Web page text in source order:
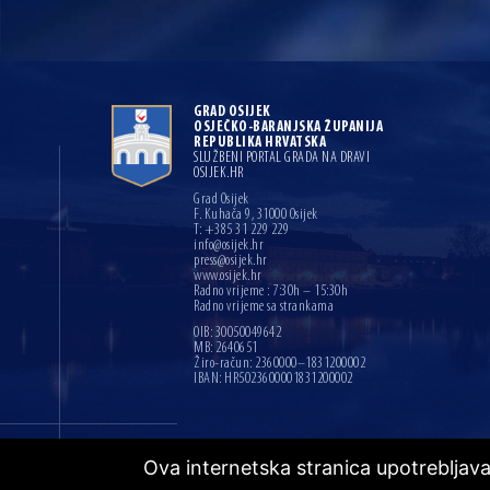
GRAD OSIJEK
OSJEČKO-BARANJSKA ŽUPANIJA
REPUBLIKA HRVATSKA
SLUŽBENI PORTAL GRADA NA DRAVI
OSIJEK.HR
Grad Osijek
F. Kuhača 9, 31000 Osijek
T: +385 31 229 229
info@osijek.hr
press@osijek.hr
www.osijek.hr
Radno vrijeme : 7:30h – 15:30h
Radno vrijeme sa strankama
OIB: 30050049642
MB: 2640651
Žiro-račun: 2360000–1831200002
IBAN: HR5023600001831200002
Copyright © 2026. Grad Osijek, sva prava pridržana |
Ova internetska stranica